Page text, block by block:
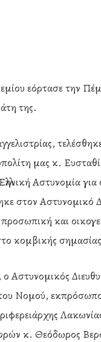
εόρτασε την
της.
μας κ.
Αστυνομία
στον Αστυνομικό
προσωπική και
κομβικής
Αστυνομικός
Νομού,
κ. Θεόδωρος